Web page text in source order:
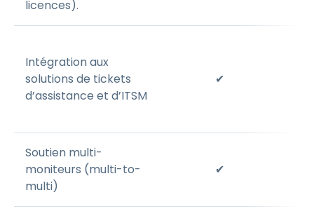
licences).
Intégration aux
solutions de tickets
d’assistance et d’ITSM
✔
Soutien multi-
moniteurs (multi-to-
multi)
✔